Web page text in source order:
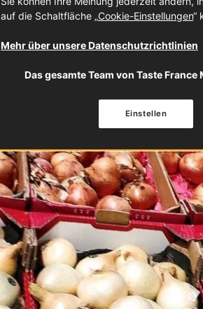
auf die Schaltfläche „Cookie-Einstellungen“
Mehr über unsere Datenschutzrichtlinien
Das gesamte Team von Taste
Einstellen